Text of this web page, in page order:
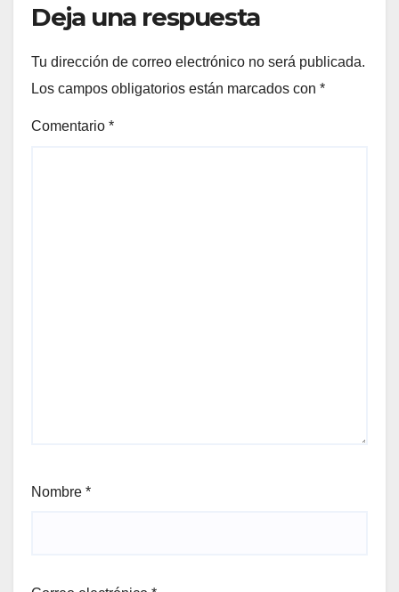
Deja una respuesta
Tu dirección de correo electrónico no será publicada.
Los campos obligatorios están marcados con *
Comentario *
Nombre *